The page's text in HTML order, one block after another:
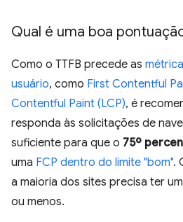
Qual é uma boa
Como o TTFB precede as
usuário, como First Contentful
Contentful Paint (LCP), é
responda às solicitações de
suficiente para que o 75º
uma FCP dentro do limite "bom".
a maioria dos sites precisa ter
ou menos.